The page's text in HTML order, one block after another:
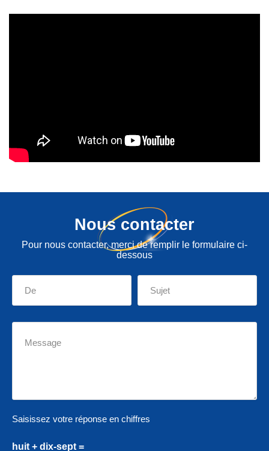
Nous contacter
Pour nous contacter, merci de remplir le formulaire ci-
dessous
Saisissez votre réponse en chiffres
huit + dix-sept =